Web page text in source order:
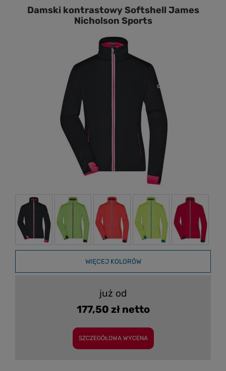
Damski kontrastowy Softshell James
Nicholson Sports
WIĘCEJ KOLORÓW
już od
177,50 zł netto
SZCZEGÓŁOWA WYCENA